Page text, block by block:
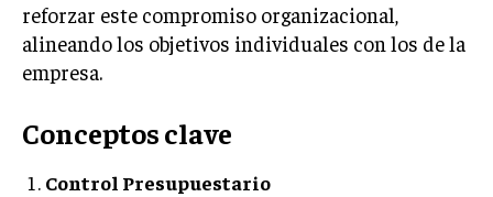
reforzar este compromiso organizacional,
alineando los objetivos individuales con los de la
empresa.
Conceptos clave
Control Presupuestario